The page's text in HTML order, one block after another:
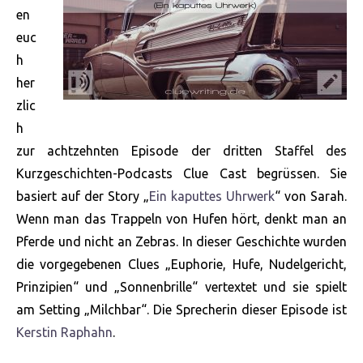
en
euc
h
her
zlic
h
zur achtzehnten Episode der dritten Staffel des
Kurzgeschichten-Podcasts Clue Cast begrüssen. Sie
basiert auf der Story „Ein kaputtes Uhrwerk“ von Sarah.
Wenn man das Trappeln von Hufen hört, denkt man an
Pferde und nicht an Zebras. In dieser Geschichte wurden
die vorgegebenen Clues „Euphorie, Hufe, Nudelgericht,
Prinzipien“ und „Sonnenbrille“ vertextet und sie spielt
am Setting „Milchbar“. Die Sprecherin dieser Episode ist
Kerstin Raphahn.